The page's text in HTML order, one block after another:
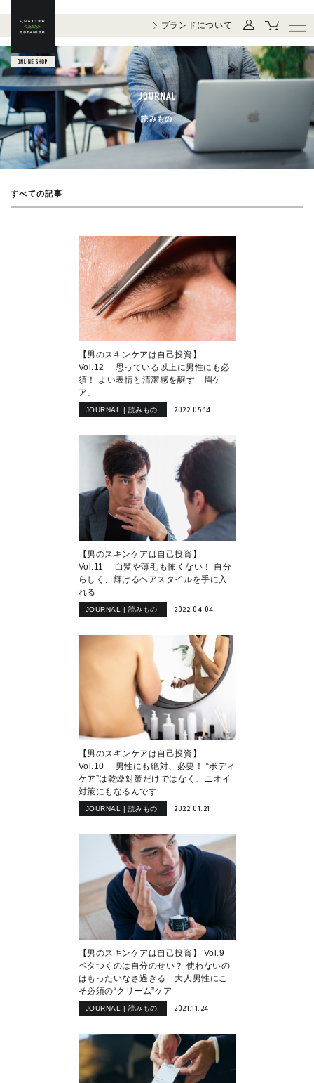
ブランドについて
読みもの
すべての記事
【男のスキンケアは自己投資】
Vol.12 思っている以上に男性にも必
須！ よい表情と清潔感を醸す「眉ケ
ア」
JOURNAL | 読みもの 2022.05.14
【男のスキンケアは自己投資】
Vol.11 白髪や薄毛も怖くない！ 自分
らしく、輝けるヘアスタイルを手に入
れる
JOURNAL | 読みもの 2022.04.04
【男のスキンケアは自己投資】
Vol.10 男性にも絶対、必要！ “ボディ
ケア”は乾燥対策だけではなく、ニオイ
対策にもなるんです
JOURNAL | 読みもの 2022.01.21
【男のスキンケアは自己投資】 Vol.9
ベタつくのは自分のせい？ 使わないの
はもったいなさ過ぎる 大人男性にこ
そ必須の“クリーム”ケア
JOURNAL | 読みもの 2021.11.24